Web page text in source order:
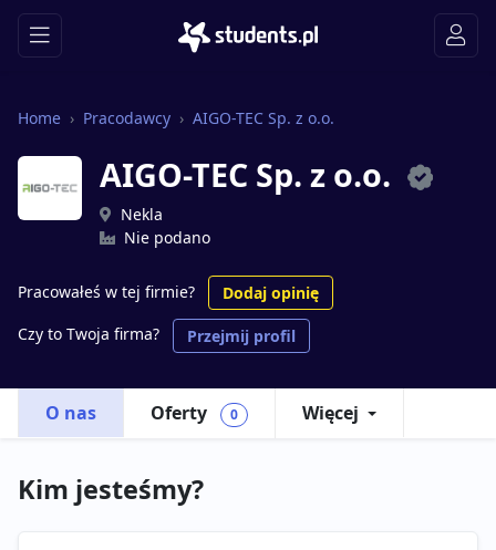
Home Pracodawcy AIGO-TEC Sp. z o.o.
AIGO-TEC Sp. z o.o.
Nekla
Nie podano
Pracowałeś w tej firmie?
Dodaj opinię
Czy to Twoja firma?
Przejmij profil
O nas Oferty 0 Więcej
Kim jesteśmy?